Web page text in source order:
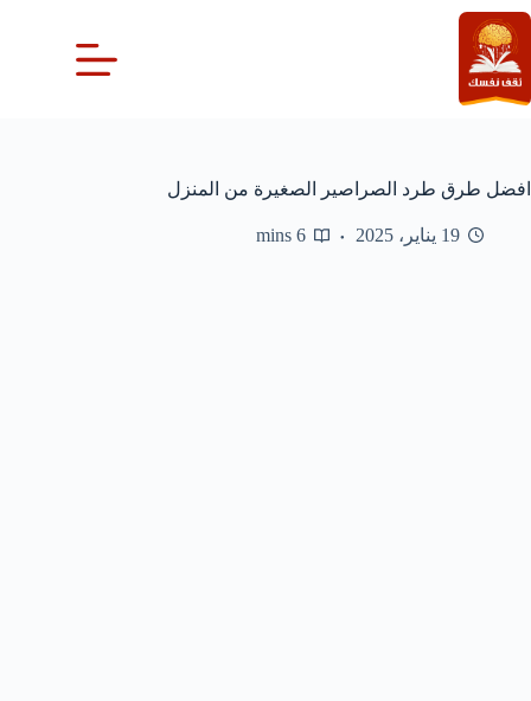
التجاوز
إلى
المحتوى
افضل طرق طرد الصراصير الصغيرة من المنزل
19 يناير، 2025 6 mins